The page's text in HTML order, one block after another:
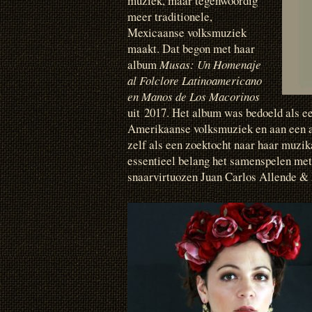
meer traditionele,
Mexicaanse volksmuziek
maakt. Dat begon met haar
albumMusas:Un Homenaje
al Folclore Latinoamericano
en Manos de Los Macorinos
uit 2017. Het album was bedoeld als
Amerikaanse volksmuziek en aan
zelf als een zoektocht naar haar
essentieel belang het samenspelen
snaarvirtuozen Juan Carlos Allende